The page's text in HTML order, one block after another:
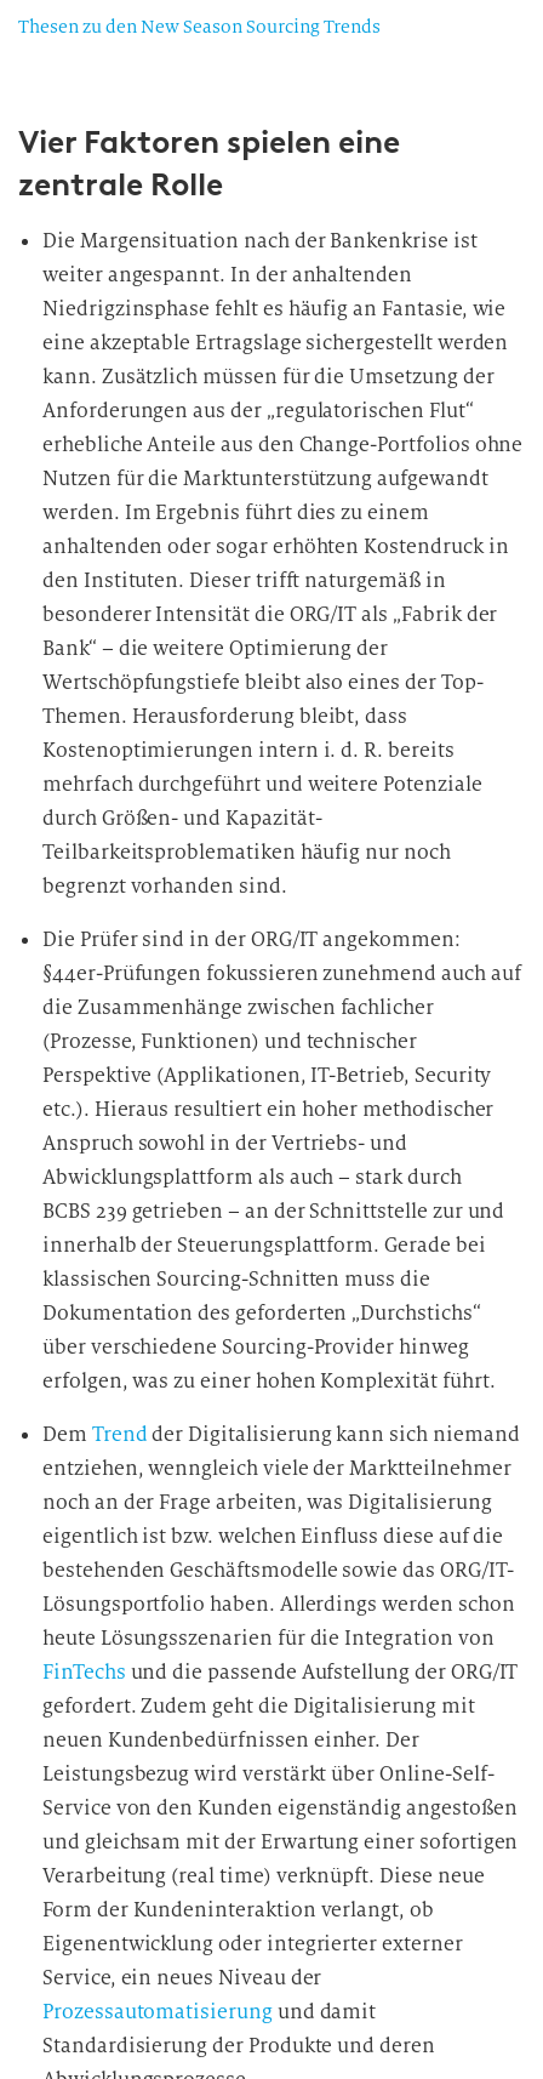
Thesen zu den New Season Sourcing Trends
Vier Faktoren spielen eine
zentrale Rolle
Die Margensituation nach der Bankenkrise ist
weiter angespannt. In der anhaltenden
Niedrigzinsphase fehlt es häufig an Fantasie, wie
eine akzeptable Ertragslage sichergestellt werden
kann. Zusätzlich müssen für die Umsetzung der
Anforderungen aus der „regulatorischen Flut“
erhebliche Anteile aus den Change-Portfolios ohne
Nutzen für die Marktunterstützung aufgewandt
werden. Im Ergebnis führt dies zu einem
anhaltenden oder sogar erhöhten Kostendruck in
den Instituten. Dieser trifft naturgemäß in
besonderer Intensität die ORG/IT als „Fabrik der
Bank“ – die weitere Optimierung der
Wertschöpfungstiefe bleibt also eines der Top-
Themen. Herausforderung bleibt, dass
Kostenoptimierungen intern i. d. R. bereits
mehrfach durchgeführt und weitere Potenziale
durch Größen- und Kapazität-
Teilbarkeitsproblematiken häufig nur noch
begrenzt vorhanden sind.
Die Prüfer sind in der ORG/IT angekommen:
§44er-Prüfungen fokussieren zunehmend auch auf
die Zusammenhänge zwischen fachlicher
(Prozesse, Funktionen) und technischer
Perspektive (Applikationen, IT-Betrieb, Security
etc.). Hieraus resultiert ein hoher methodischer
Anspruch sowohl in der Vertriebs- und
Abwicklungsplattform als auch – stark durch
BCBS 239 getrieben – an der Schnittstelle zur und
innerhalb der Steuerungsplattform. Gerade bei
klassischen Sourcing-Schnitten muss die
Dokumentation des geforderten „Durchstichs“
über verschiedene Sourcing-Provider hinweg
erfolgen, was zu einer hohen Komplexität führt.
Dem Trendder Digitalisierung kann sich niemand
entziehen, wenngleich viele der Marktteilnehmer
noch an der Frage arbeiten, was Digitalisierung
eigentlich ist bzw. welchen Einfluss diese auf die
bestehenden Geschäftsmodelle sowie das ORG/IT-
Lösungsportfolio haben. Allerdings werden schon
heute Lösungsszenarien für die Integration von
FinTechs und die passende Aufstellung der ORG/IT
gefordert. Zudem geht die Digitalisierung mit
neuen Kundenbedürfnissen einher. Der
Leistungsbezug wird verstärkt über Online-Self-
Service von den Kunden eigenständig angestoßen
und gleichsam mit der Erwartung einer sofortigen
Verarbeitung (real time) verknüpft. Diese neue
Form der Kundeninteraktion verlangt, ob
Eigenentwicklung oder integrierter externer
Service, ein neues Niveau der
Prozessautomatisierungund damit
Standardisierung der Produkte und deren